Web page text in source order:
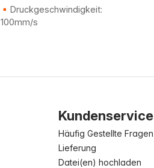
Druckgeschwindigkeit:
100mm/s
Kundenservice
Häufig Gestellte Fragen
Lieferung
Datei(en) hochladen